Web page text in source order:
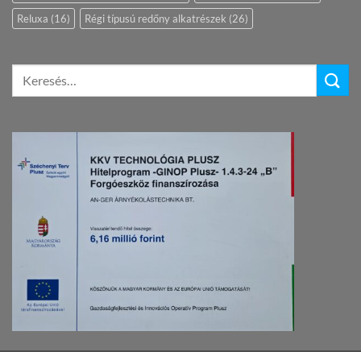
Reluxa (16) Régi típusú redőny alkatrészek (26)